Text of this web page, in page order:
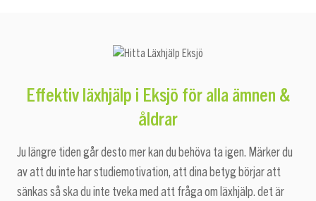
Effektiv läxhjälp i Eksjö för alla ämnen &
åldrar
Ju längre tiden går desto mer kan du behöva ta igen. Märker du
av att du inte har studiemotivation, att dina betyg börjar att
sänkas så ska du inte tveka med att fråga om läxhjälp. det är